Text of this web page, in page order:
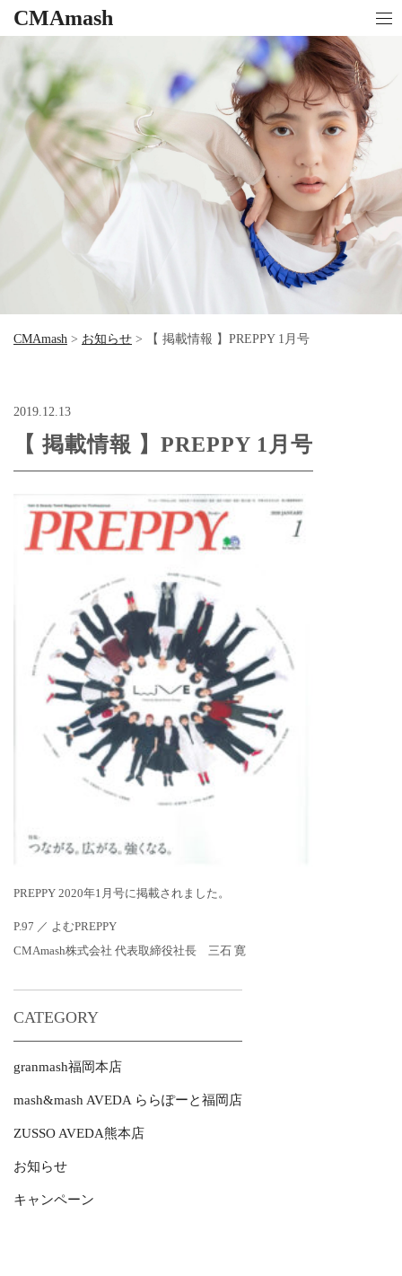
CMAmash
CMAmash > お知らせ > 【 掲載情報 】PREPPY 1月号
CATEGORY
granmash福岡本店
mash&mash AVEDA ららぽーと福岡店
ZUSSO AVEDA熊本店
お知らせ
キャンペーン
2019.12.13
【 掲載情報 】PREPPY 1月号
PREPPY 2020年1月号に掲載されました。
P.97 ／ よむPREPPY
CMAmash株式会社 代表取締役社長 三石 寛